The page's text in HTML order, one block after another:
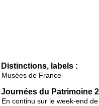
Distinctions, labels :
Musées de France
Journées du Patrimoine
En continu sur le week-end